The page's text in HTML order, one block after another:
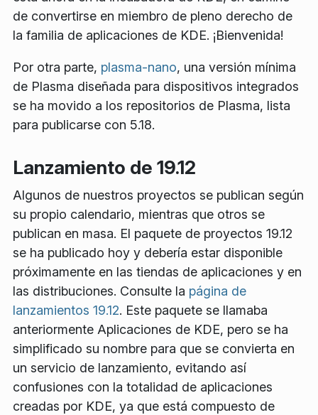
de convertirse en miembro de pleno derecho de
la familia de aplicaciones de KDE. ¡Bienvenida!
Por otra parte, plasma-nano, una versión mínima
de Plasma diseñada para dispositivos integrados
se ha movido a los repositorios de Plasma, lista
para publicarse con 5.18.
Lanzamiento de 19.12
Algunos de nuestros proyectos se publican según
su propio calendario, mientras que otros se
publican en masa. El paquete de proyectos 19.12
se ha publicado hoy y debería estar disponible
próximamente en las tiendas de aplicaciones y en
las distribuciones. Consulte la página de
lanzamientos 19.12. Este paquete se llamaba
anteriormente Aplicaciones de KDE, pero se ha
simplificado su nombre para que se convierta en
un servicio de lanzamiento, evitando así
confusiones con la totalidad de aplicaciones
creadas por KDE, ya que está compuesto de